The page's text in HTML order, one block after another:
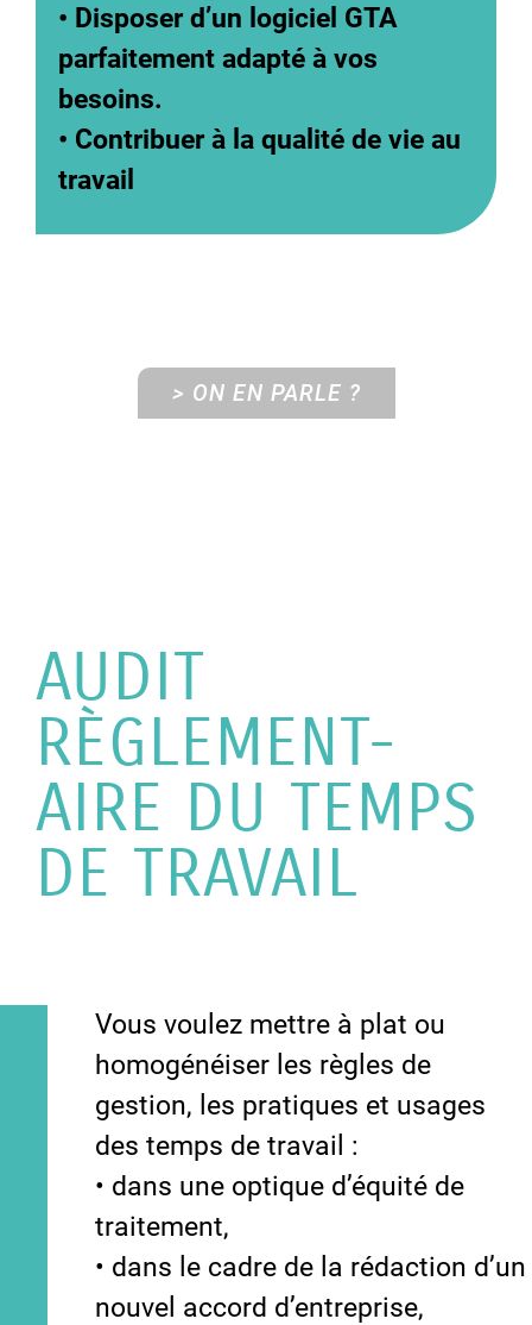
• Disposer d’un logiciel GTA
parfaitement adapté à vos
besoins.
• Contribuer à la qualité de vie au
travail
> ON EN PARLE ?
AUDIT
RÈGLEMENT-
AIRE DU TEMPS
DE TRAVAIL
Vous voulez mettre à plat ou
homogénéiser les règles de
gestion, les pratiques et usages
des temps de travail :
• dans une optique d’équité de
traitement,
• dans le cadre de la rédaction d’un
nouvel accord d’entreprise,